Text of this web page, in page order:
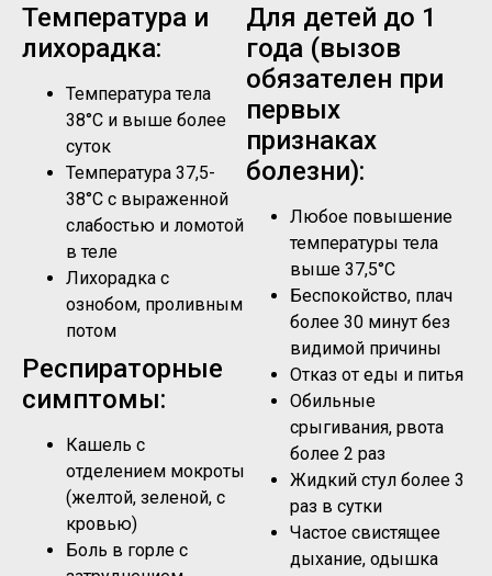
Температура и
лихорадка:
Температура тела
38°C и выше более
суток
Температура 37,5-
38°C с выраженной
слабостью и ломотой
в теле
Лихорадка с
ознобом, проливным
потом
Респираторные
симптомы:
Кашель с
отделением мокроты
(желтой, зеленой, с
кровью)
Боль в горле с
Для детей до 1
года (вызов
обязателен при
первых
признаках
болезни):
Любое повышение
температуры тела
выше 37,5°C
Беспокойство, плач
более 30 минут без
видимой причины
Отказ от еды и питья
Обильные
срыгивания, рвота
более 2 раз
Жидкий стул более 3
раз в сутки
Частое свистящее
дыхание, одышка